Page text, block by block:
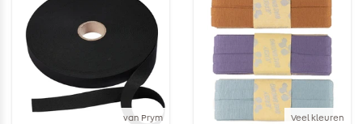
van Prym Veel kleuren